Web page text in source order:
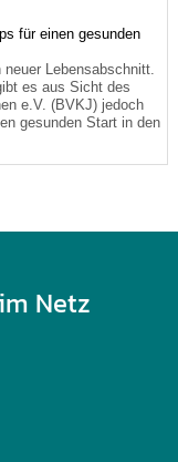
für einen gesunden
Lebensabschnitt.
es aus Sicht des
e.V. (BVKJ) jedoch
gesunden Start in den
Netz